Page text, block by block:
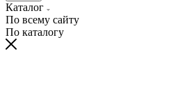
Каталог
По всему сайту
По каталогу